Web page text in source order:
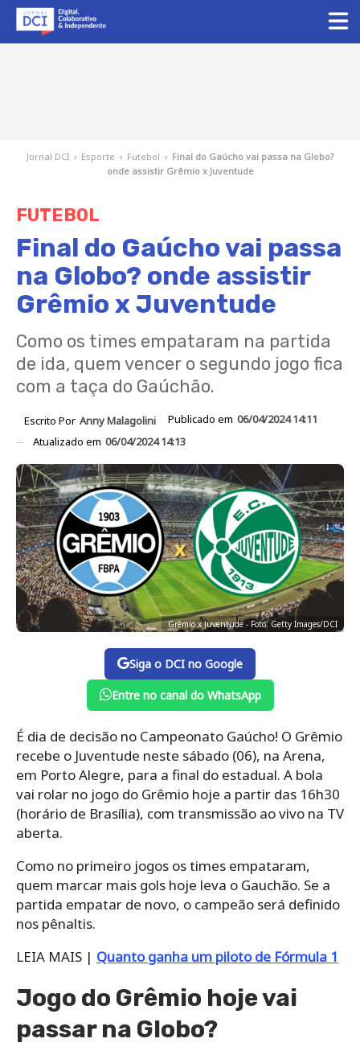
Jornal DCI › Esporte › Futebol › Final do Gaúcho vai passa na Globo?
onde assistir Grêmio x Juventude
FUTEBOL
Final do Gaúcho vai passa
na Globo? onde assistir
Grêmio x Juventude
Como os times empataram na partida
de ida, quem vencer o segundo jogo fica
com a taça do Gaúchão.
Escrito Por Anny Malagolini Publicado em 06/04/2024 14:11
Atualizado em 06/04/2024 14:13
Grêmio x Juventude - Foto: Getty Images/DCI
Siga o DCI no Google
Entre no canal do WhatsApp
É dia de decisão no Campeonato Gaúcho! O Grêmio
recebe o Juventude neste sábado (06), na Arena,
em Porto Alegre, para a final do estadual. A bola
vai rolar no jogo do Grêmio hoje a partir das 16h30
(horário de Brasília), com transmissão ao vivo na TV
aberta.
Como no primeiro jogos os times empataram,
quem marcar mais gols hoje leva o Gauchão. Se a
partida empatar de novo, o campeão será definido
nos pênaltis.
LEIA MAIS | Quanto ganha um piloto de Fórmula 1
Jogo do Grêmio hoje vai
passar na Globo?